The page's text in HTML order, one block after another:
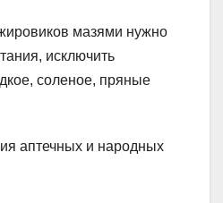
мазями нужно
исключить
соленое, пряные
аптечных и народных